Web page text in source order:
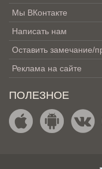
Мы ВКонтакте
Написать нам
Оставить замечание/
Реклама на сайте
ПОЛЕЗНОЕ